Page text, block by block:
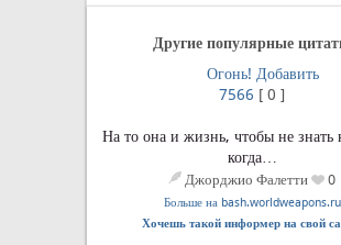
Другие популярные
Огонь! Добавить
7566 [ 0 ]
На то она и жизнь, чтобы не знать
когда…
Джорджио Фалетти 0
Больше на bash.worldweapons.ru
Хочешь такой информер на свой